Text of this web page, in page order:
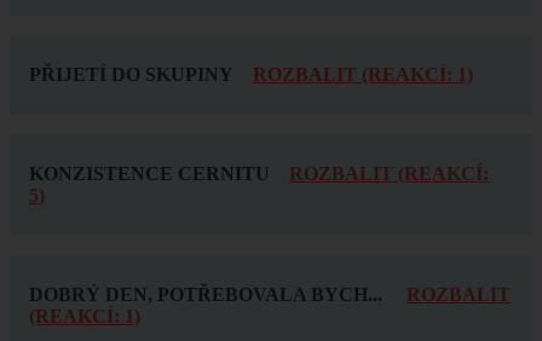
PŘIJETÍ DO SKUPINY ROZBALIT (REAKCÍ: 1)
KONZISTENCE CERNITU
ROZBALIT (REAKCÍ:
5)
DOBRÝ DEN, POTŘEBOVALA BYCH...
ROZBALIT
(REAKCÍ: 1)